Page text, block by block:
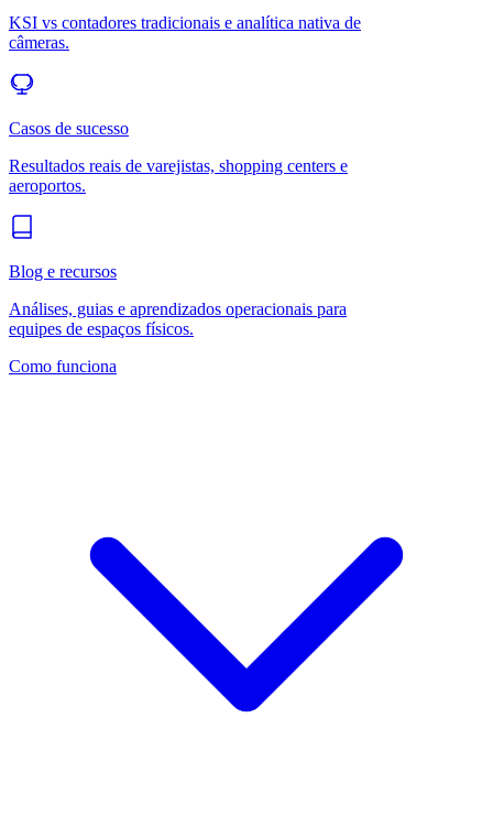
KSI vs contadores tradicionais e analítica nativa de
câmeras.
Casos de sucesso
Resultados reais de varejistas, shopping centers e
aeroportos.
Blog e recursos
Análises, guias e aprendizados operacionais para
equipes de espaços físicos.
Como funciona